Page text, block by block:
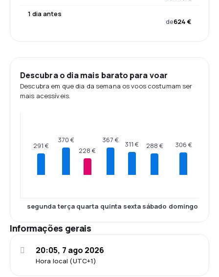
1 dia antes
de624 €
Descubra o dia mais barato para voar
Descubra em que dia da semana os voos costumam ser
mais acessíveis.
291 €
segunda
370 €
terça
228 €
quarta
367 €
quinta
311 €
sexta
288 €
sábado
306 €
domingo
Informações gerais
Hora local (UTC+1)
20:05, 7 ago 2026